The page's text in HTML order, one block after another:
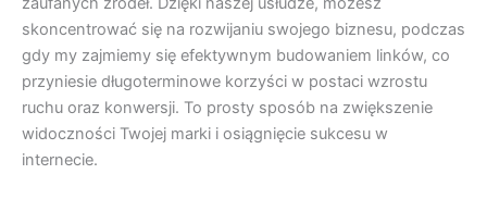
skoncentrować się na rozwijaniu swojego biznesu, podczas
gdy my zajmiemy się efektywnym budowaniem linków, co
przyniesie długoterminowe korzyści w postaci wzrostu
ruchu oraz konwersji. To prosty sposób na zwiększenie
widoczności Twojej marki i osiągnięcie sukcesu w
internecie.